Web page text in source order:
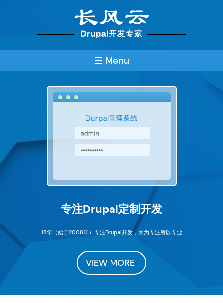
☰ Menu
专注Drupal定制开发
18年（始于2008年）专注Drupal开发，因为专注所以专业
VIEW MORE